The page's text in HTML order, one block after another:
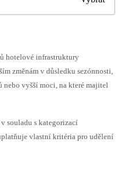
hotelové infrastruktury
změnám v důsledku sezónnosti,
vyšší moci, na které majitel
souladu s kategorizací
vlastní kritéria pro udělení